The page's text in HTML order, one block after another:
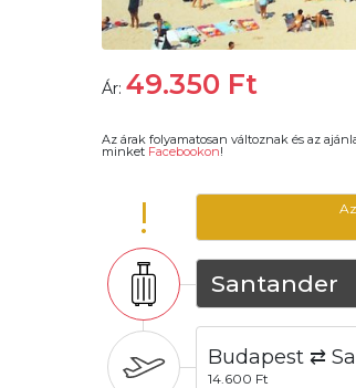
Ár: 49.350 Ft
Az árak folyamatosan változnak és az
minket Facebookon!
!
Santander
Budapest ⇄
14.600 Ft